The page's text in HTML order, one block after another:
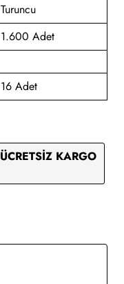
Turuncu
1.600 Adet
16 Adet
ÜCRETSİZ KARGO